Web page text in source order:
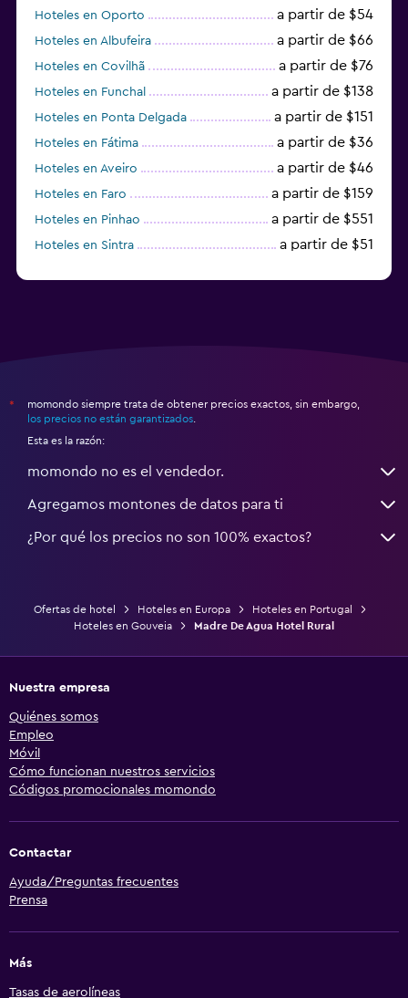
Hoteles en Oporto a partir de $54
Hoteles en Albufeira a partir de $66
Hoteles en Covilhã a partir de $76
Hoteles en Funchal a partir de $138
Hoteles en Ponta Delgada a partir de $151
Hoteles en Fátima a partir de $36
Hoteles en Aveiro a partir de $46
Hoteles en Faro a partir de $159
Hoteles en Pinhao a partir de $551
Hoteles en Sintra a partir de $51
*
momondo siempre trata de obtener precios exactos, sin embargo,
los precios no están garantizados
Esta es la razón:
momondo no es el vendedor.
Agregamos montones de datos para ti
¿Por qué los precios no son 100% exactos?
Ofertas de hotel Hoteles en Europa
Hoteles en Portugal
Hoteles en Gouveia
Madre De Agua Hotel Rural
Nuestra empresa
Quiénes somos
Empleo
Móvil
Cómo funcionan nuestros servicios
Códigos promocionales momondo
Contactar
Ayuda/Preguntas frecuentes
Prensa
Más
Tasas de aerolíneas